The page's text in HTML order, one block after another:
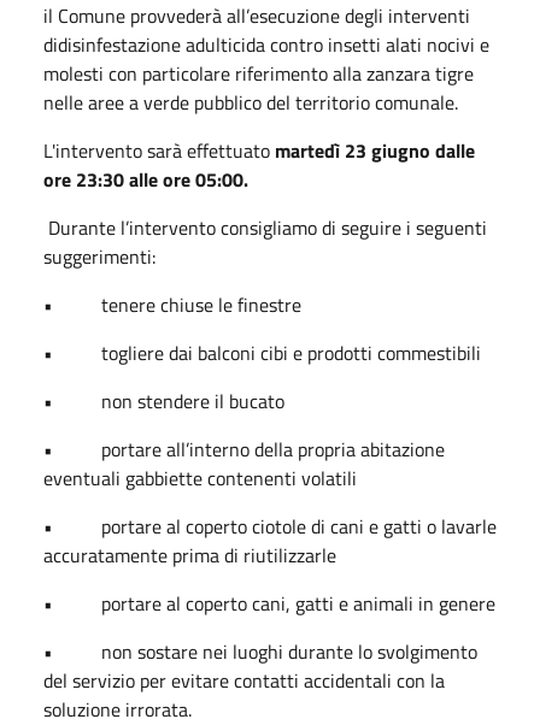
il Comune provvederà all’esecuzione degli interventi
didisinfestazione adulticida contro insetti alati nocivi e
molesti con particolare riferimento alla zanzara tigre
nelle aree a verde pubblico del territorio comunale.
L'intervento sarà effettuato martedì 23 giugno dalle
ore 23:30 alle ore 05:00.
Durante l’intervento consigliamo di seguire i seguenti
suggerimenti:
•
tenere chiuse le finestre
•
togliere dai balconi cibi e prodotti commestibili
•
non stendere il bucato
•
portare all’interno della propria abitazione
eventuali gabbiette contenenti volatili
•
portare al coperto ciotole di cani e gatti o lavarle
accuratamente prima di riutilizzarle
•
portare al coperto cani, gatti e animali in genere
•
non sostare nei luoghi durante lo svolgimento
del servizio per evitare contatti accidentali con la
soluzione irrorata.